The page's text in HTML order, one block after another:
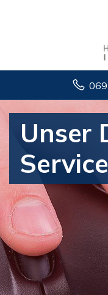
Unser